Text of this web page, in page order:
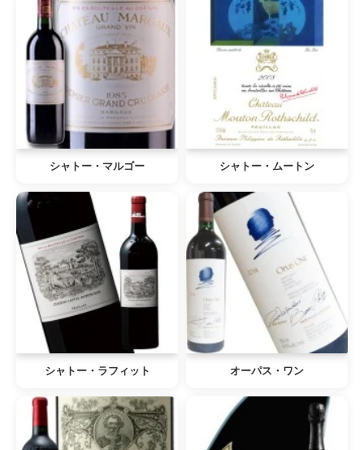
シャトー・マルゴー シャトー・ムートン
シャトー・ラフィット オーパス・ワン